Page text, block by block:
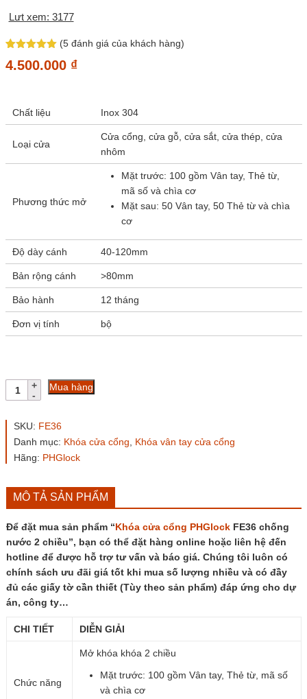
Lưt xem: 3177
dựa trên
(5 đánh giá của khách hàng)
4.500.000 ₫
Chất liệu Inox 304
Loại cửa
Cửa cổng, cửa gỗ, cửa sắt, cửa thép, cửa
nhôm
Phương thức mở
Mặt trước: 100 gồm Vân tay, Thẻ từ,
mã số và chìa cơ
Mặt sau: 50 Vân tay, 50 Thẻ từ và chìa
cơ
Độ dày cánh 40-120mm
Bản rộng cánh >80mm
Bảo hành 12 tháng
Đơn vị tính bộ
Khóa
cửa
PHGlock
chống
nước
số
lượng
Mua hàng
SKU: FE36
Danh mục: Khóa cửa cổng
Khóa vân tay cửa cổng
Hãng: PHGlock
MÔ TẢ SẢN PHẨM
Để đặt mua sản phẩm “Khóa cửa cổng PHGlockFE36 chống
nước 2 chiều”, bạn có thể đặt hàng online hoặc liên hệ đến
hotline để được hỗ trợ tư vấn và báo giá. Chúng tôi luôn có
chính sách ưu đãi giá tốt khi mua số lượng nhiều và có đầy
đủ các giấy tờ cần thiết (Tùy theo sản phẩm) đáp ứng cho dự
án, công ty…
CHI TIẾT DIỄN GIẢI
Chức năng
Mở khóa khóa 2 chiều
Mặt trước: 100 gồm Vân tay, Thẻ từ, mã số
và chìa cơ